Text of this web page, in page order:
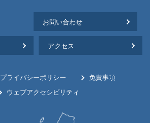
お問い合わせ
アクセス
プライバシーポリシー
免責事項
ウェブアクセシビリティ